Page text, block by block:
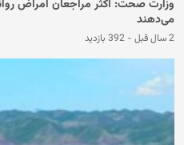
وزارت صحت: اکثر مراجعان امراض
می‌دهند
2 سال قبل - 392 بازدید